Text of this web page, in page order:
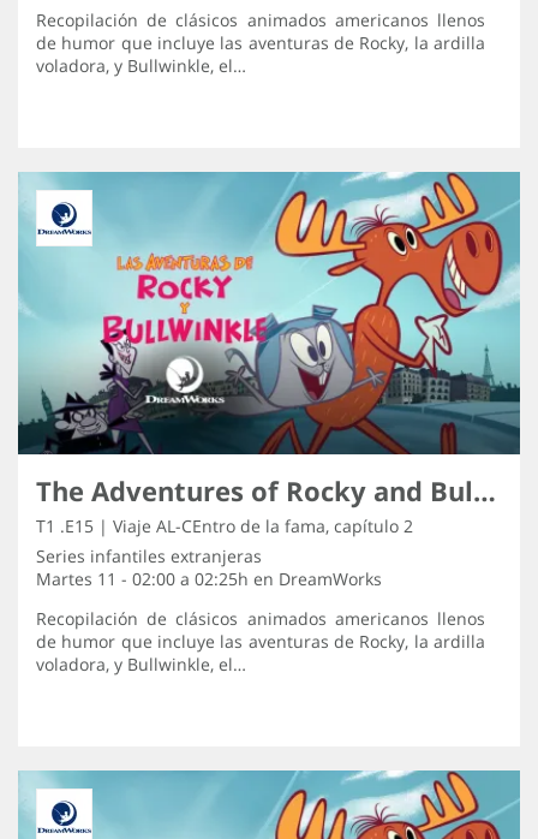
Recopilación de clásicos animados americanos llenos
de humor que incluye las aventuras de Rocky, la ardilla
voladora, y Bullwinkle, el…
The Adventures of Rocky and Bullwinkle
T1 .E15 | Viaje AL-CEntro de la fama, capítulo 2
Series infantiles extranjeras
Martes 11 - 02:00 a 02:25h en DreamWorks
Recopilación de clásicos animados americanos llenos
de humor que incluye las aventuras de Rocky, la ardilla
voladora, y Bullwinkle, el…